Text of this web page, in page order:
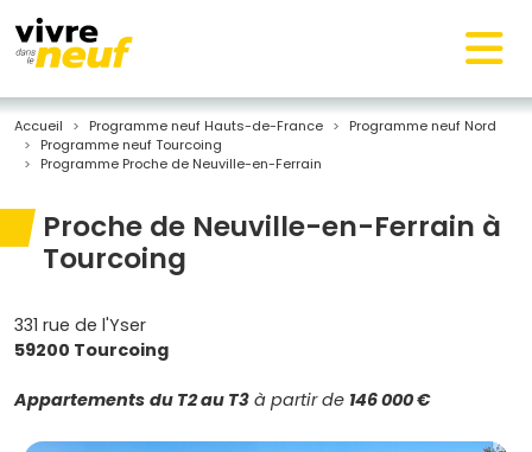
Accueil Programme neuf Hauts-de-France
Programme neuf Nord
Programme neuf Tourcoing
Programme Proche de Neuville-en-Ferrain
Proche de Neuville-en-Ferrain à
Tourcoing
331 rue de l'Yser
59200 Tourcoing
Appartements du T2 au T3 à partir de 146 000 €